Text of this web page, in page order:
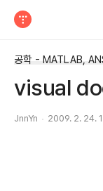
visual
JnnYn 2009. 2. 24.